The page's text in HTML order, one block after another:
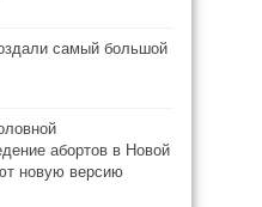
самый большой
абортов в Новой
новую версию